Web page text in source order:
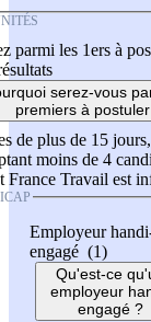
parmi les 1ers à
serez-vous
premiers à
de plus de 15 jours,
moins de 4
France Travail est
Employeur
engagé (1)
Qu'est-ce
employeur
engagé ?